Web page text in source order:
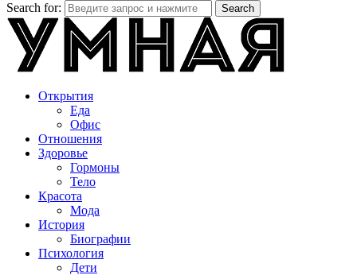
Search for: Search
Открытия
Еда
Офис
Отношения
Здоровье
Гормоны
Тело
Красота
Мода
История
Биографии
Психология
Дети